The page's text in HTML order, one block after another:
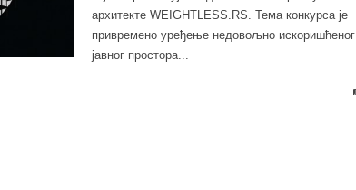
архитекте WEIGHTLESS.RS. Тема конкурса је
привремено уређење недовољно искоришћеног
јавног простора...